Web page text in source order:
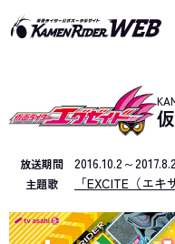
当サイトでは、機械的な自動翻訳サー
す。指定した言語に切り替わらないペ
訳機能をご利用ください。
放送期間 2016.10.2～
主題歌 「EXCITE（エ